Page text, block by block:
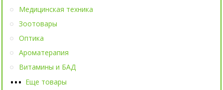
••• Еще товары
Медицинская техника
Зоотовары
Оптика
Ароматерапия
Витамины и БАД